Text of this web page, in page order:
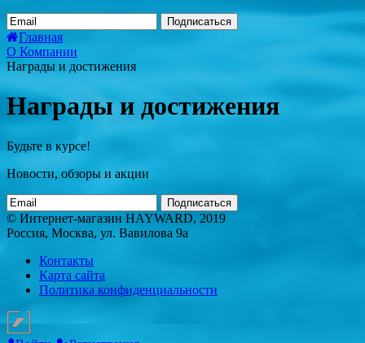
Подписаться
Главная
О Компании
Награды и достижения
Награды и достижения
Будьте в курсе!
Новости, обзоры и акции
Подписаться
© Интернет-магазин HAYWARD, 2019
Россия, Москва, ул. Вавилова 9а
Контакты
Карта сайта
Политика конфиденциальности